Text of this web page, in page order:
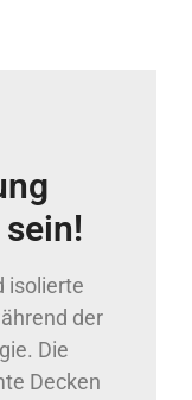
isolierte
der
Die
Decken